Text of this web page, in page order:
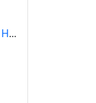
Tình Ta Thắm Thiết Dịu Hiên Mến Thương